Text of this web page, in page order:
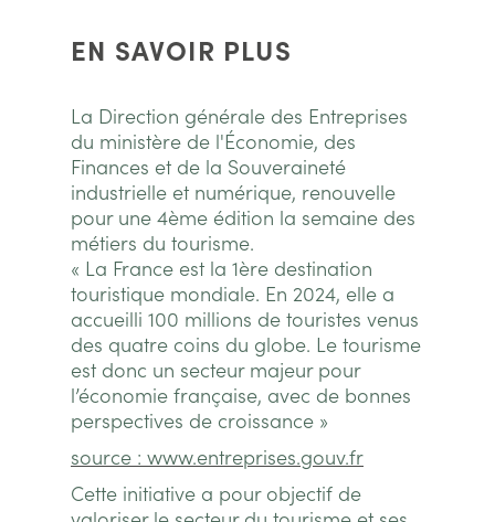
EN SAVOIR PLUS
La Direction générale des Entreprises
du ministère de l'Économie, des
Finances et de la Souveraineté
industrielle et numérique, renouvelle
pour une 4ème édition la semaine des
métiers du tourisme.
« La France est la 1ère destination
touristique mondiale. En 2024, elle a
accueilli 100 millions de touristes venus
des quatre coins du globe. Le tourisme
est donc un secteur majeur pour
l’économie française, avec de bonnes
perspectives de croissance »
source : www.entreprises.gouv.fr
Cette initiative a pour objectif de